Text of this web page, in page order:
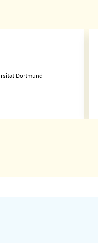
Dortmund